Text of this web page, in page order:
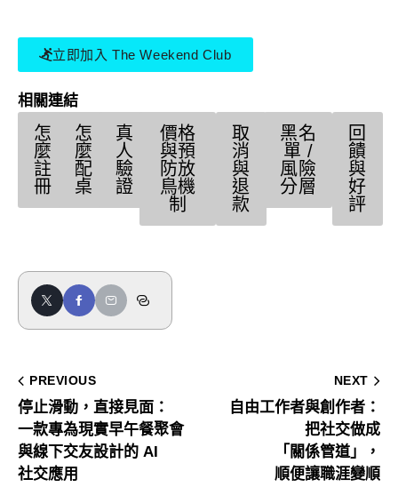
立即加入 The Weekend Club
相關連結
怎
麼
註
冊
怎
麼
配
桌
真
人
驗
證
價格
與預
防放
鳥機
制
取
消
與
退
款
黑名
單 /
風險
分層
回
饋
與
好
評
PREVIOUS
停止滑動，直接見面：
一款專為現實早午餐聚會
與線下交友設計的 AI
社交應用
NEXT
自由工作者與創作者：
把社交做成
「關係管道」，
順便讓職涯變順